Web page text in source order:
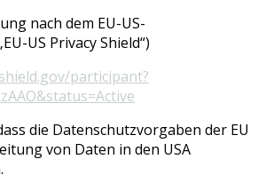
nach dem EU-US-
US Privacy Shield“)
participant?
die Datenschutzvorgaben der EU
von Daten in den USA